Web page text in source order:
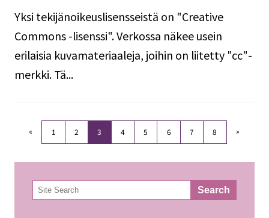
Yksi tekijänoikeuslisensseistä on "Creative
Commons -lisenssi". Verkossa näkee usein
erilaisia kuvamateriaaleja, joihin on liitetty "cc"-
merkki. Tä...
« 1 2 3 4 5 6 7 8 »
検
索 Search